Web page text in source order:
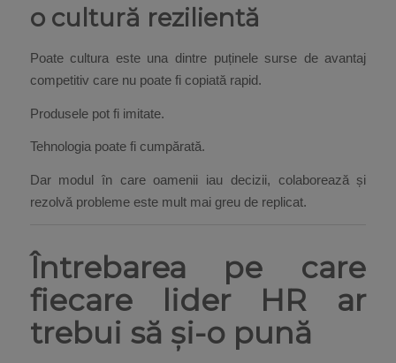
o cultură rezilientă
Poate cultura este una dintre puținele surse de avantaj
competitiv care nu poate fi copiată rapid.
Produsele pot fi imitate.
Tehnologia poate fi cumpărată.
Dar modul în care oamenii iau decizii, colaborează și
rezolvă probleme este mult mai greu de replicat.
Întrebarea pe care
fiecare lider HR ar
trebui să și-o pună